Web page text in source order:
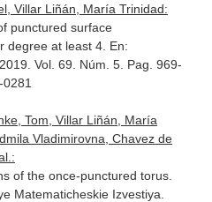
Villar Liñán, María Trinidad:
punctured surface
degree at least 4. En:
2019. Vol. 69. Núm. 5. Pag. 969-
Tom, Villar Liñán, María
Vladimirovna, Chavez de
of the once-punctured torus.
Matematicheskie Izvestiya